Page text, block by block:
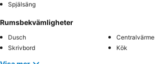
Spjälsäng
Rumsbekvämligheter
Dusch
Centralvärme
Skrivbord
Kök